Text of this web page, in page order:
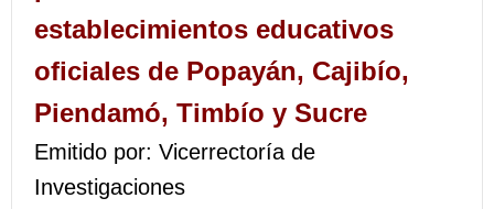
establecimientos educativos
oficiales de Popayán, Cajibío,
Piendamó, Timbío y Sucre
Emitido por: Vicerrectoría de
Investigaciones